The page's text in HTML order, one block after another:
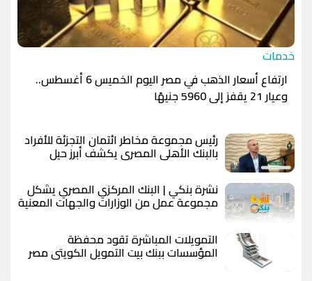
خدمات
ارتفاع أسعار الذهب في مصر اليوم الخميس 6 أغسطس..
وعيار 21 يقفز إلى 5960 جنيهًا
رئيس مجموعة مخاطر ائتمان التجزئة للأفراد
بالبنك الأهلي المصري يكشف أبرز حيل
المحتالين وطرق حماية الحسابات البنكية
نشرة بنكي | البنك المركزي المصري يشكل
مجموعة عمل من الوزارات والجهات المعنية
لإصدار تصنيف التمويل المستدام ..
دولار بنهاية يوليو 2026
التمويلات المباشرة تقود محفظة
المؤسسات ببنك بيت التمويل الكويتي مصر
وتستحوذ على 72.7% بنهاية يونيو 2026